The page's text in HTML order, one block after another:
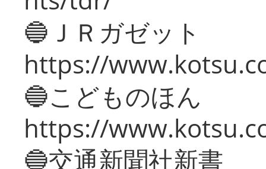
🔵ＪＲガゼット
https://
🔵こどものほん
https://
🔵交通新聞社新書